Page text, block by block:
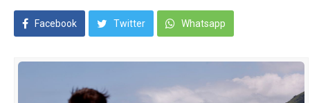
Facebook Twitter Whatsapp